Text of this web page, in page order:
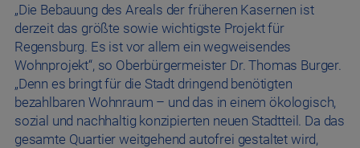
„Die Bebauung des Areals der früheren Kasernen ist
derzeit das größte sowie wichtigste Projekt für
Regensburg. Es ist vor allem ein wegweisendes
Wohnprojekt“, so Oberbürgermeister Dr. Thomas Burger.
„Denn es bringt für die Stadt dringend benötigten
bezahlbaren Wohnraum – und das in einem ökologisch,
sozial und nachhaltig konzipierten neuen Stadtteil. Da das
gesamte Quartier weitgehend autofrei gestaltet wird,